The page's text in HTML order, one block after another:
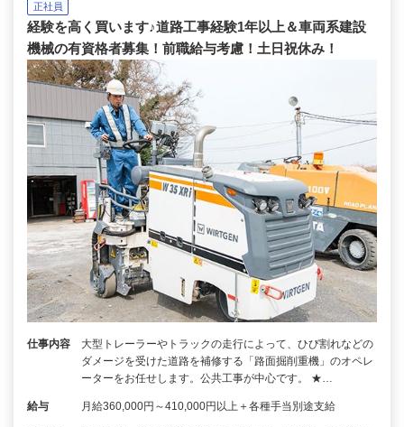
正社員
経験を高く買います♪道路工事経験1年以上＆車両系建設
機械の有資格者募集！前職給与考慮！土日祝休み！
仕事内容
大型トレーラーやトラックの走行によって、ひび割れなどの
ダメージを受けた道路を補修する「路面掘削重機」のオペレ
ーターをお任せします。公共工事が中心です。 ★…
給与 月給360,000円～410,000円以上＋各種手当別途支給